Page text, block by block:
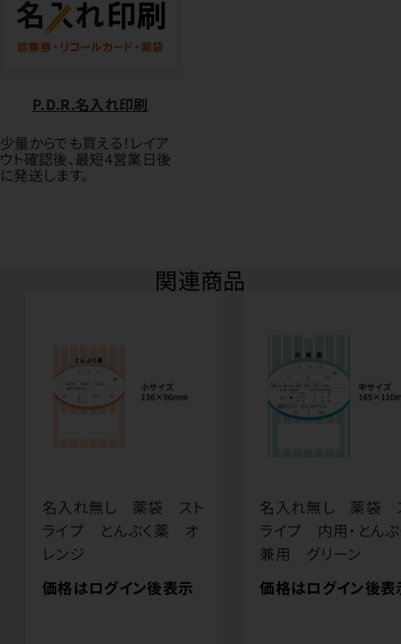
P.D.R.名入れ印刷
少量からでも買える！レイア
ウト確認後、最短4営業日後
に発送します。
関連商品
名入れ無し 薬袋 スト
ライプ とんぷく薬 オ
レンジ
価格はログイン後表示
名入れ無し 薬袋
ライプ 内用・とんぷ
兼用 グリーン
価格はログイン後表